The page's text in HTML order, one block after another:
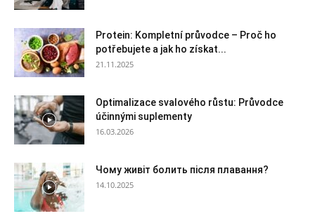
Protein: Kompletní průvodce – Proč ho
potřebujete a jak ho získat...
21.11.2025
Optimalizace svalového růstu: Průvodce
účinnými suplementy
16.03.2026
Чому живіт болить після плавання?
14.10.2025